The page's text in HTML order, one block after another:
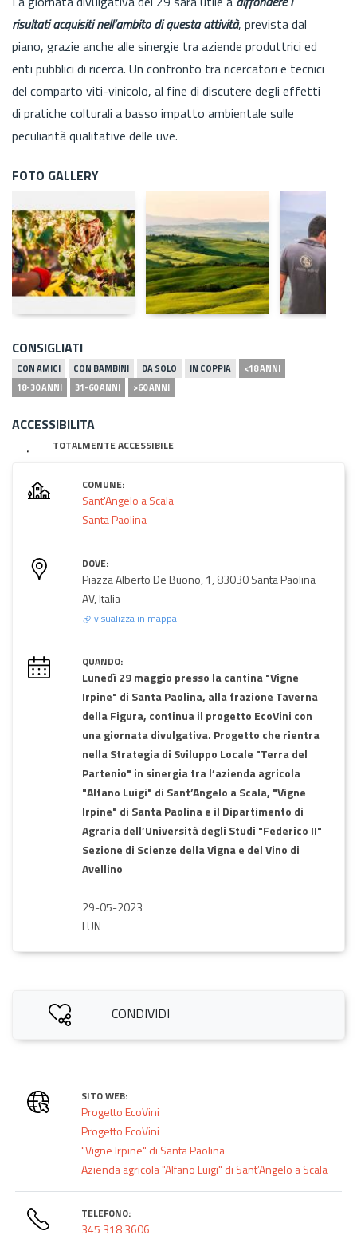
risultati acquisiti nell’ambito di questa attività, prevista dal
piano, grazie anche alle sinergie tra aziende produttrici ed
enti pubblici di ricerca. Un confronto tra ricercatori e tecnici
del comparto viti-vinicolo, al fine di discutere degli effetti
di pratiche colturali a basso impatto ambientale sulle
peculiarità qualitative delle uve.
FOTO GALLERY
CONSIGLIATI
CON AMICI CON BAMBINI DA SOLO IN COPPIA
<18 ANNI
18-30 ANNI
31-60 ANNI >60 ANNI
ACCESSIBILITA
TOTALMENTE ACCESSIBILE
COMUNE:
Sant'Angelo a Scala
Santa Paolina
DOVE:
Piazza Alberto De Buono, 1, 83030 Santa Paolina
AV, Italia
visualizza in mappa
QUANDO:
Lunedì 29 maggio presso la cantina "Vigne
Irpine" di Santa Paolina, alla frazione Taverna
della Figura, continua il progetto EcoVini con
una giornata divulgativa. Progetto che rientra
nella Strategia di Sviluppo Locale "Terra del
Partenio" in sinergia tra l’azienda agricola
"Alfano Luigi" di Sant’Angelo a Scala, "Vigne
Irpine" di Santa Paolina e il Dipartimento di
Agraria dell’Università degli Studi "Federico II"
Sezione di Scienze della Vigna e del Vino di
Avellino
29-05-2023
LUN
CONDIVIDI
SITO WEB:
Progetto EcoVini
Progetto EcoVini
"Vigne Irpine" di Santa Paolina
Azienda agricola "Alfano Luigi" di Sant’Angelo a Scala
TELEFONO:
345 318 3606